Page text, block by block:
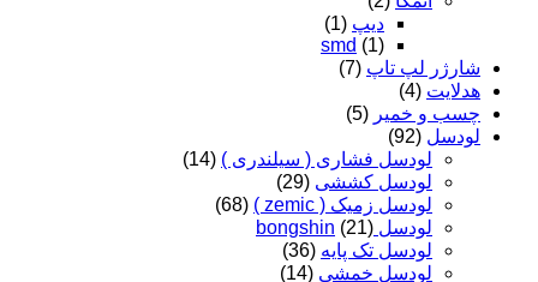
دیپ (1)
smd (1)
شارژر لپ تاپ (7)
هدلایت (4)
چسب و خمیر (5)
لودسل (92)
لودسل فشاری ( سیلندری ) (14)
لودسل کششی (29)
لودسل زمیک ( zemic )
(68)
لودسل bongshin (21)
لودسل تک پایه (36)
لودسل خمشی (14)